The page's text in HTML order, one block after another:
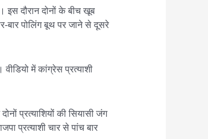
इस दौरान दोनों के बीच खूब
बार पोलिंग बूथ पर जाने से दूसरे
में कांग्रेस प्रत्याशी
प्रत्याशियों की सियासी जंग
प्रत्याशी चार से पांच बार